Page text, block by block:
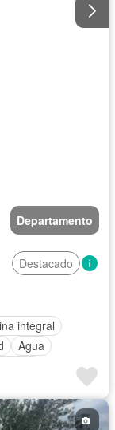
Departamento
Destacado
integral
Agua